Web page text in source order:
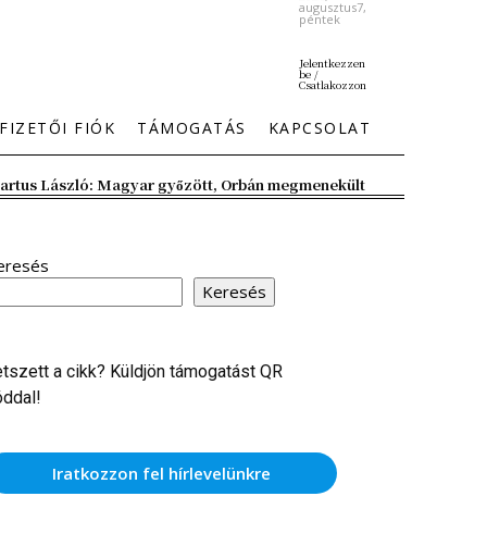
augusztus7,
péntek
Jelentkezzen
be /
Csatlakozzon
FIÓK TÁMOGATÁS KAPCSOLAT
László: Magyar győzött, Orbán megmenekült
Keresés
a cikk? Küldjön támogatást QR
Iratkozzon fel hírlevelünkre